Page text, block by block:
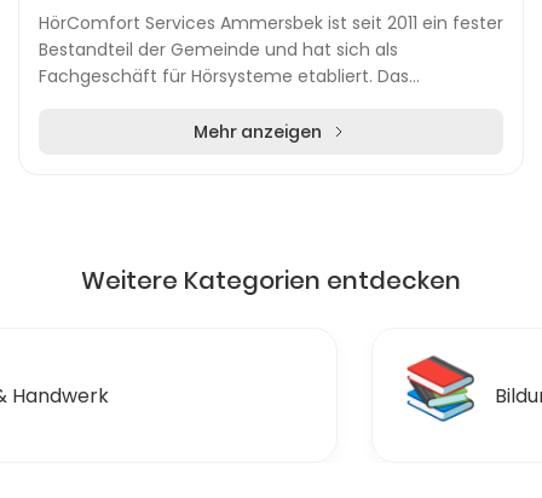
HörComfort Services Ammersbek ist seit 2011 ein fester
Bestandteil der Gemeinde und hat sich als
Fachgeschäft für Hörsysteme etabliert. Das
Mehr anzeigen
Weitere Kategorien entdecken
📚